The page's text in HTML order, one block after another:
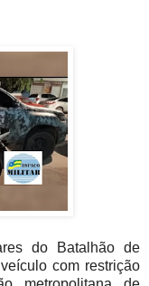
do Batalhão de
com restrição